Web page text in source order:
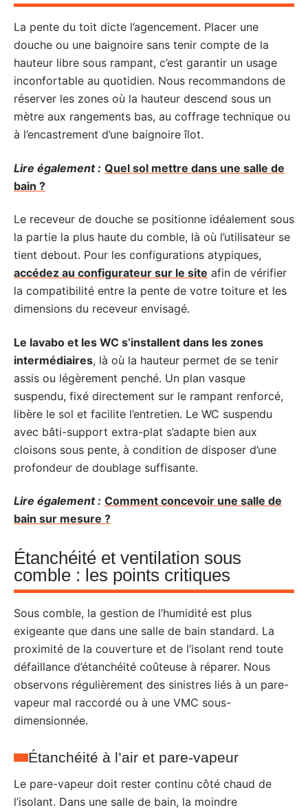
La pente du toit dicte l’agencement. Placer une
douche ou une baignoire sans tenir compte de la
hauteur libre sous rampant, c’est garantir un usage
inconfortable au quotidien. Nous recommandons de
réserver les zones où la hauteur descend sous un
mètre aux rangements bas, au coffrage technique ou
à l’encastrement d’une baignoire îlot.
Lire également : Quel sol mettre dans une salle de
bain ?
Le receveur de douche se positionne idéalement sous
la partie la plus haute du comble, là où l’utilisateur se
tient debout. Pour les configurations atypiques,
accédez au configurateur sur le site afin de vérifier
la compatibilité entre la pente de votre toiture et les
dimensions du receveur envisagé.
Le lavabo et les WC s’installent dans les zones
intermédiaires, là où la hauteur permet de se tenir
assis ou légèrement penché. Un plan vasque
suspendu, fixé directement sur le rampant renforcé,
libère le sol et facilite l’entretien. Le WC suspendu
avec bâti-support extra-plat s’adapte bien aux
cloisons sous pente, à condition de disposer d’une
profondeur de doublage suffisante.
Lire également : Comment concevoir une salle de
bain sur mesure ?
Étanchéité et ventilation sous
comble : les points critiques
Sous comble, la gestion de l’humidité est plus
exigeante que dans une salle de bain standard. La
proximité de la couverture et de l’isolant rend toute
défaillance d’étanchéité coûteuse à réparer. Nous
observons régulièrement des sinistres liés à un pare-
vapeur mal raccordé ou à une VMC sous-
dimensionnée.
Étanchéité à l’air et pare-vapeur
Le pare-vapeur doit rester continu côté chaud de
l’isolant. Dans une salle de bain, la moindre